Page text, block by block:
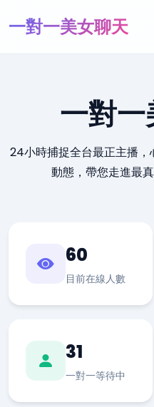
一對一美女聊天
一對
24小時捕捉全台最正主播
動態，帶您走進最
60
目前在線人數
31
一對一等待中